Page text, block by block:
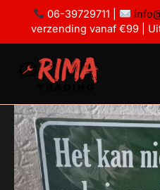
06-39729711 |
verzending vanaf €99 |
Het
kan
niet
missen
aantal
missen
aantal